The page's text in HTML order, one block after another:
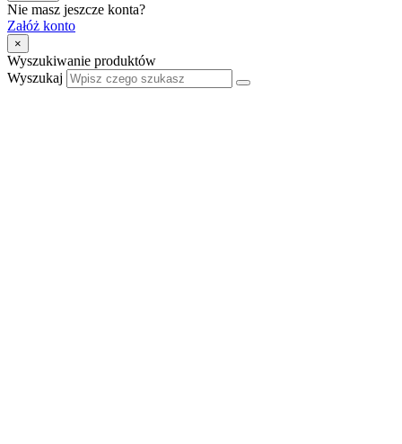
Nie masz jeszcze konta?
Załóż konto
×
Wyszukiwanie produktów
Wyszukaj